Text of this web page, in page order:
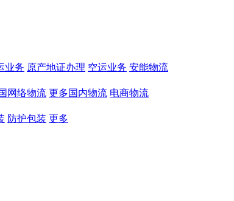
业务 原产地证办理 空运业务 安能物流
网络物流 更多国内物流 电商物流
防护包装 更多